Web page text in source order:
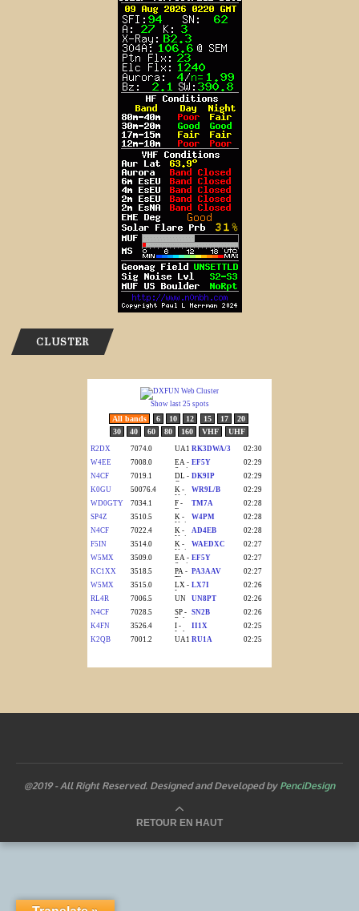
CLUSTER
@2019 - All Right Reserved. Designed and Developed by PenciDesign
RETOUR EN HAUT